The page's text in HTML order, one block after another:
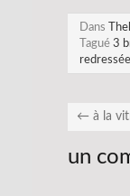
Dans
Tagué 3
← à la
un